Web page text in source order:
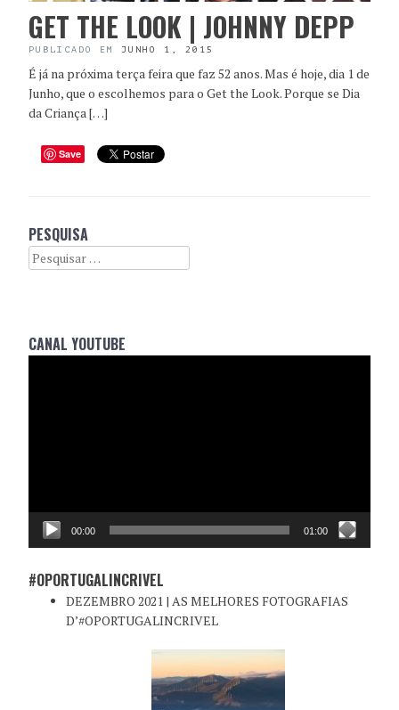
GET THE LOOK | JOHNNY DEPP
PUBLICADO EM JUNHO 1, 2015
É já na próxima terça feira que faz 52 anos. Mas é hoje, dia 1 de
Junho, que o escolhemos para o Get the Look. Porque se Dia
da Criança […]
Save
PESQUISA
Search
CANAL YOUTUBE
00:00 01:00
#OPORTUGALINCRIVEL
DEZEMBRO 2021 | AS MELHORES FOTOGRAFIAS
D’#OPORTUGALINCRIVEL